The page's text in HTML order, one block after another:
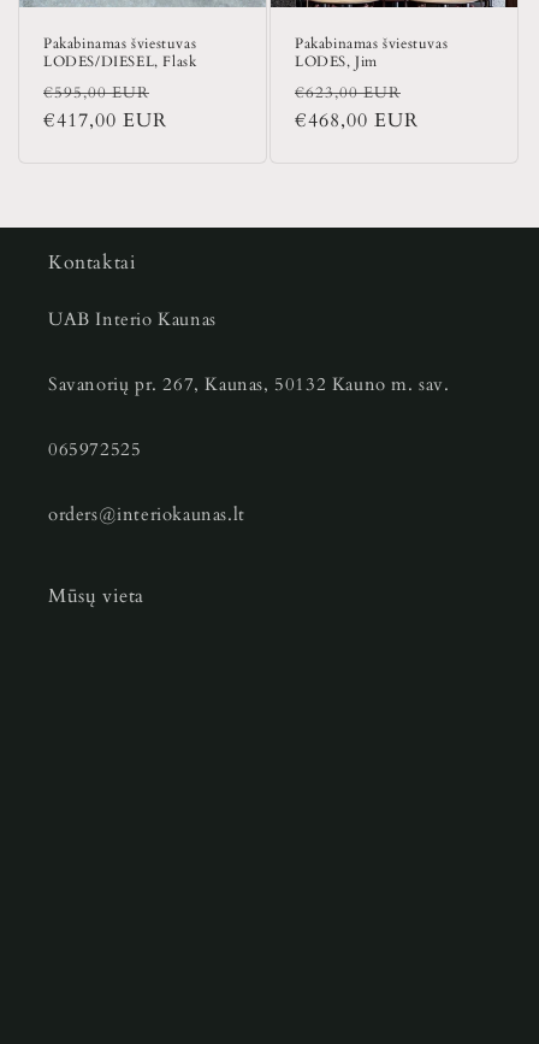
Pakabinamas šviestuvas
LODES/DIESEL, Flask
Įprasta
kaina
€595,00 EUR
kaina
€417,00 EUR
Pakabinamas šviestuvas
LODES, Jim
Įprasta
kaina
€623,00 EUR
kaina
€468,00 EUR
Kontaktai
UAB Interio Kaunas
Savanorių pr. 267, Kaunas, 50132 Kauno m. sav.
065972525
orders@interiokaunas.lt
Mūsų vieta